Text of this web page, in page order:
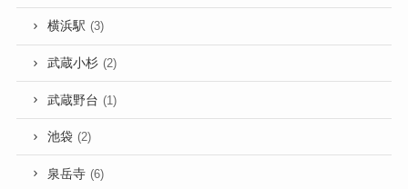
横浜駅 (3)
武蔵小杉 (2)
武蔵野台 (1)
池袋 (2)
泉岳寺 (6)